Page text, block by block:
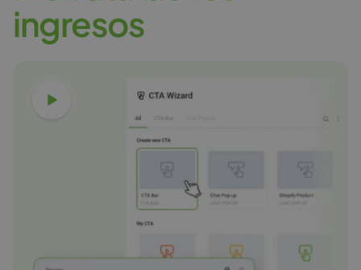
ingresos